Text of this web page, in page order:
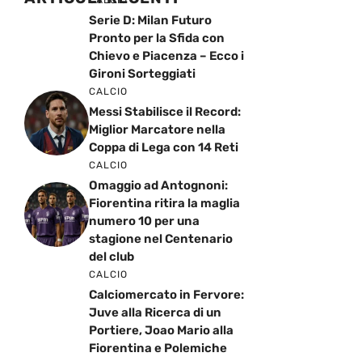
Serie D: Milan Futuro
Pronto per la Sfida con
Chievo e Piacenza – Ecco i
Gironi Sorteggiati
CALCIO
Messi Stabilisce il Record:
Miglior Marcatore nella
Coppa di Lega con 14 Reti
CALCIO
Omaggio ad Antognoni:
Fiorentina ritira la maglia
numero 10 per una
stagione nel Centenario
del club
CALCIO
Calciomercato in Fervore:
Juve alla Ricerca di un
Portiere, Joao Mario alla
Fiorentina e Polemiche